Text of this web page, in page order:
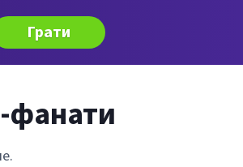
Грати
фанати